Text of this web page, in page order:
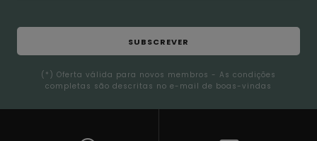
SUBSCREVER
(*) Oferta válida para novos membros - As condições
completas são descritas no e-mail de boas-vindas